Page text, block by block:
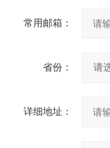
常用邮箱：
省份：
详细地址：